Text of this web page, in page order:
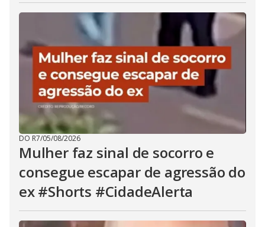
DO R7/05/08/2026
Mulher faz sinal de socorro e
consegue escapar de agressão do
ex #Shorts #CidadeAlerta